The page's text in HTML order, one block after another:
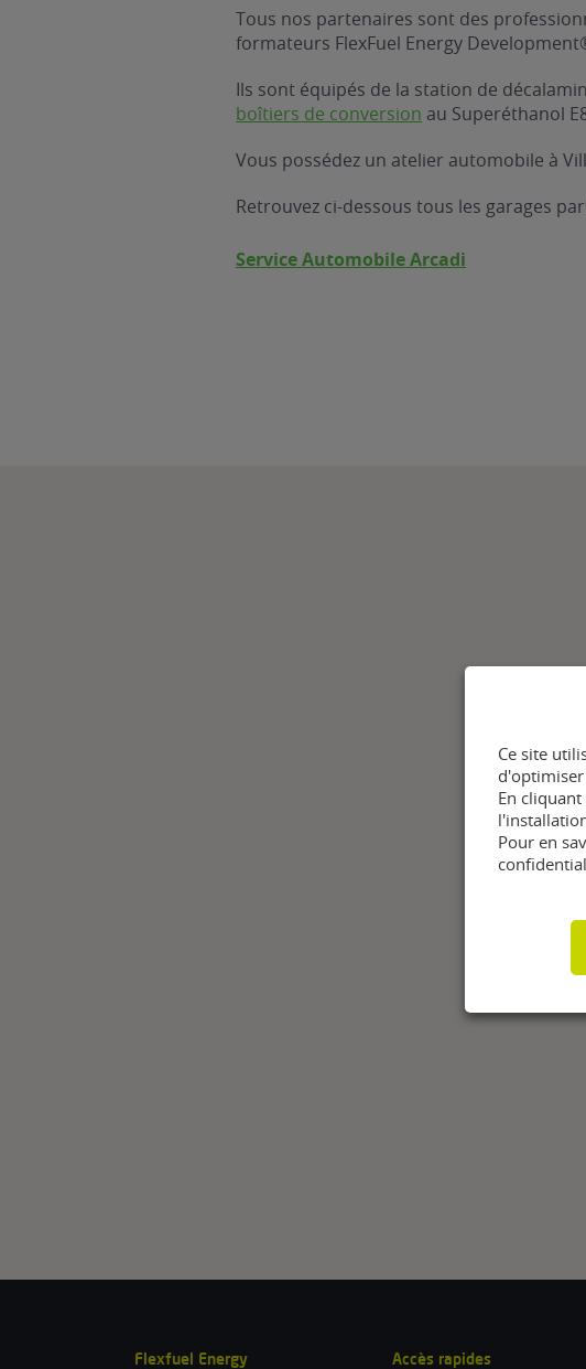
Tous nos partenaires sont des
formateurs FlexFuel Energy
Ils sont équipés de la station de
boîtiers de conversion au Superéthanol
Vous possédez un atelier automobile à
Retrouvez ci-dessous tous les garages
Service Automobile Arcadi
Flexfuel Energy
Accès rapides
Ce site
En cliquant
Pour en